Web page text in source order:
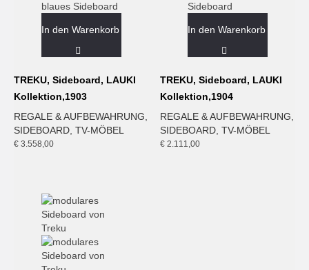
In den Warenkorb
TREKU, Sideboard, LAUKI
Kollektion,1903
REGALE & AUFBEWAHRUNG,
SIDEBOARD, TV-MÖBEL
€ 3.558,00
In den Warenkorb
TREKU, Sideboard, LAUKI
Kollektion,1904
REGALE & AUFBEWAHRUNG,
SIDEBOARD,TV-MÖBEL
€ 2.111,00